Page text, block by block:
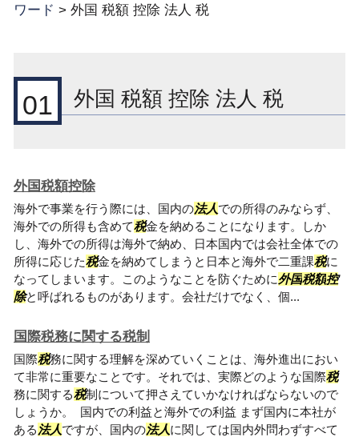
ワード > 外国 税額 控除 法人 税
01 外国 税額 控除 法人 税
外国税額控除
海外で事業を行う際には、国内の法人での所得のみならず、
海外での所得も含めて税金を納めることになります。しか
し、海外での所得は海外で納め、日本国内では会社全体での
所得に応じた税金を納めてしまうと日本と海外で二重課税に
なってしまいます。このようなことを防ぐために外国税額控
除と呼ばれるものがあります。会社だけでなく、個...
国際税務に関する税制
国際税務に関する理解を深めていくことは、海外進出におい
て非常に重要なことです。それでは、実際どのような国際税
務に関する税制について押さえていかなければならないので
しょうか。 国内での利益と海外での利益 まず国内に本社が
ある 法人ですが、国内の法人に関しては国内外問わずすべて